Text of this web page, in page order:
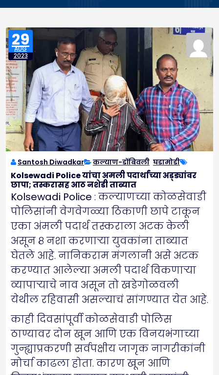
29
AUG
2023
Santosh Diwadkar कल्याण-डोंबिवली घडामोडी
Kolsewadi Police यांचा अमली पदार्थांच्या अड्ड्यांवर
छापा; तस्करासह आठ नशेडी ताब्यात
Kolsewadi Police : कल्याणच्या कोळसेवाडी
पोलिसांनी वेगवेगळ्या ठिकाणी छापे टाकून
एका अंमली पदार्थ तस्कराला अटक केली
असून ८ नशा करणाऱ्या युवकांना ताब्यात
घेतले आहे. नानिकराम मंगलानी असे अटक
करण्यात आलेल्या अमली पदार्थ विकणाऱ्या
व्यापाऱ्याचे नाव असून तो खडेगोळवली
येथील रहिवासी असल्याचं सांगण्यात येत आहे.
काही दिवसांपूर्वी कोळसेवाडी पोलिस
ठाण्यावर दोन खून आणि एक विनयभंगाच्या
गुन्ह्याप्रकरणी सर्वपक्षीय जागृक नागरीकांनी
मोर्चा काढला होता. कारण खून आणि